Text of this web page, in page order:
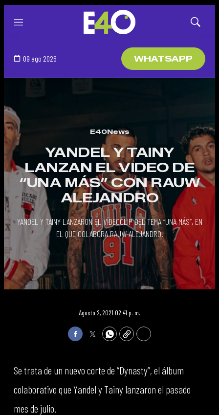
Menú
Mostrar
09 ago 2026 WHATSAPP
E40News
YANDEL Y TAINY
LANZAN EL VIDEO DE
“UNA MÁS” CON RAUW
ALEJANDRO
YANDEL Y TAINY LANZARON EL VÍDEOCLIP DEL TEMA “UNA MÁS”, EN
EL QUE COLABORA RAUW ALEJANDRO.
Agosto 2, 2021 02:41 p. m.
FacebookTwitterWhatsApp
Copy Print
Se trata de un nuevo corte de “Dynasty”, el álbum
colaborativo que Yandel y Tainy lanzaron el pasado
mes de julio.